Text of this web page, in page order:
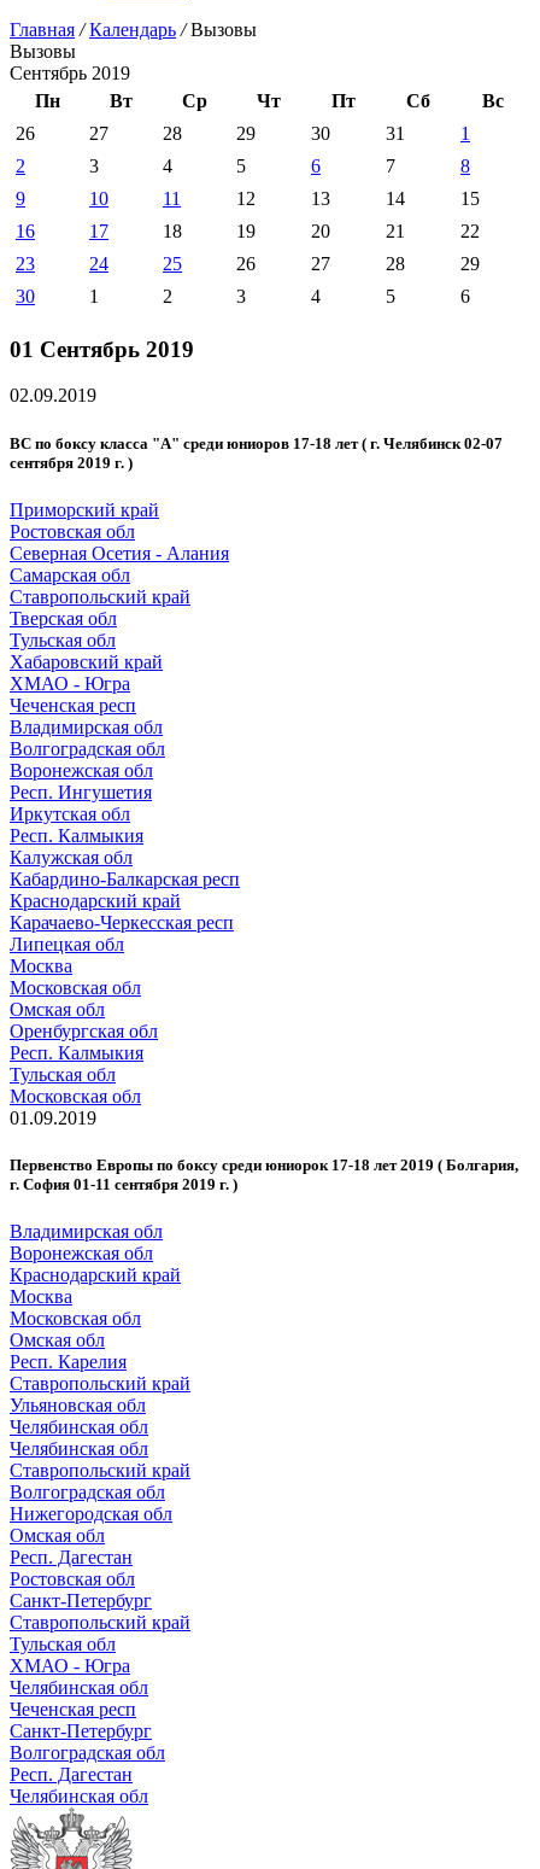
Главная / Календарь /Вызовы
Вызовы
Сентябрь 2019
Пн
Вт Ср Чт Пт Сб
Вс
26
27 28 29 30 31
1
2
3 4 5 6 7
8
9
10 11 12 13 14
15
16
17 18 19 20 21
22
23
24 25 26 27 28
29
30
1 2 3 4 5 6
01 Сентябрь 2019
02.09.2019
ВС по боксу класса "А" среди юниоров 17-18 лет ( г. Челябинск 02-07
сентября 2019 г. )
Приморский край
Ростовская обл
Северная Осетия - Алания
Самарская обл
Ставропольский край
Тверская обл
Тульская обл
Хабаровский край
ХМАО - Югра
Чеченская респ
Владимирская обл
Волгоградская обл
Воронежская обл
Респ. Ингушетия
Иркутская обл
Респ. Калмыкия
Калужская обл
Кабардино-Балкарская респ
Краснодарский край
Карачаево-Черкесская респ
Липецкая обл
Москва
Московская обл
Омская обл
Оренбургская обл
Респ. Калмыкия
Тульская обл
Московская обл
01.09.2019
Первенство Европы по боксу среди юниорок 17-18 лет 2019 ( Болгария,
г. София 01-11 сентября 2019 г. )
Владимирская обл
Воронежская обл
Краснодарский край
Москва
Московская обл
Омская обл
Респ. Карелия
Ставропольский край
Ульяновская обл
Челябинская обл
Челябинская обл
Ставропольский край
Волгоградская обл
Нижегородская обл
Омская обл
Респ. Дагестан
Ростовская обл
Санкт-Петербург
Ставропольский край
Тульская обл
ХМАО - Югра
Челябинская обл
Чеченская респ
Санкт-Петербург
Волгоградская обл
Респ. Дагестан
Челябинская обл